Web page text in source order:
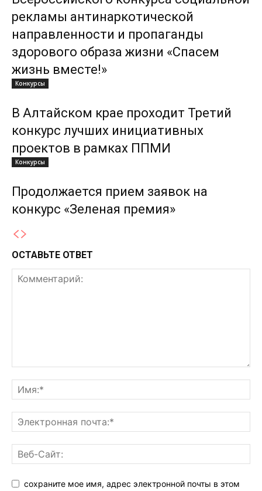
рекламы антинаркотической
направленности и пропаганды
здорового образа жизни «Спасем
жизнь вместе!»
Конкурсы
В Алтайском крае проходит Третий
конкурс лучших инициативных
проектов в рамках ППМИ
Конкурсы
Продолжается прием заявок на
конкурс «Зеленая премия»
ОСТАВЬТЕ ОТВЕТ
сохраните мое имя, адрес электронной почты в этом